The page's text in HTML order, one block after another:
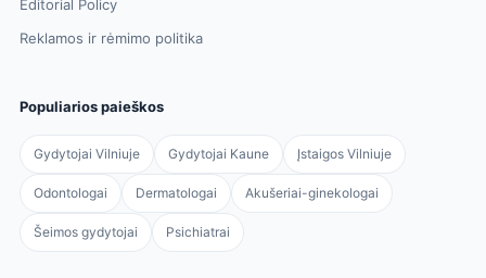
Editorial Policy
Reklamos ir rėmimo politika
Populiarios paieškos
Gydytojai Vilniuje Gydytojai Kaune Įstaigos Vilniuje
Odontologai Dermatologai Akušeriai-ginekologai
Šeimos gydytojai Psichiatrai